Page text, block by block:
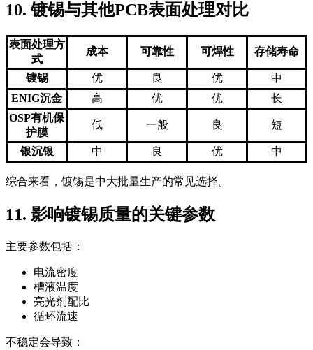
10. 镀锡与其他PCB表面处理对比
表面处理方
式
成本 可靠性 可焊性 存储寿命
镀锡 优 良 优
中
ENIG沉金
高 优 优
长
OSP有机保
护膜
低 一般 良 短
银沉银 中 良 优 中
综合来看，镀锡是中大批量生产的常见选择。
11. 影响镀锡质量的关键参数
主要参数包括：
电流密度
槽液温度
亮光剂配比
循环流速
不稳定会导致：